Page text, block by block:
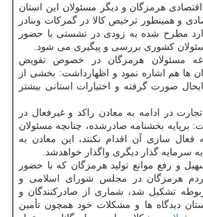
اقتصادی هرمزگان و دیگر مسئولان این استان
و همینطور ترخیص کالا در گمرکات وبنادر
مطرح شده به زودی در نشستی با حضور
کشوری بررسی و پیگیری می شود.
مسئولان هرمزگان در خصوص تفویض
ها هم اشاره نمود و اظهارداشت: بخشی از
صورت گرفته و اختیارات استانی بیشتر
در ادامه به معادن راکد و غیرفعال در
برپایه بخشنامه صادرشده، چنانچه مسئولان
سازی آن اقدام نکنند، این معادن به
سرمایه گذار دیگری واگذار خواهدشد.
و رفع موانع تولید هرمزگان که با حضور
مردم هرمزگان در مجلس شورای اسلامی و
تشکیل شد، شماری از صادرکنندگان و
دیدگاه ها و مشکلات خود همچون تأمین